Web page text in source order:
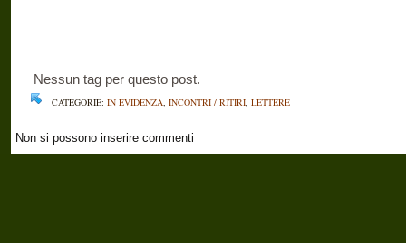
Nessun tag per questo post.
CATEGORIE: IN EVIDENZA INCONTRI / RITIRI LETTERE
Non si possono inserire commenti